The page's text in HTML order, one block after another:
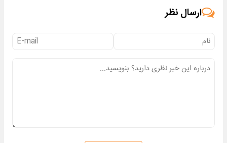
ارسال نظر